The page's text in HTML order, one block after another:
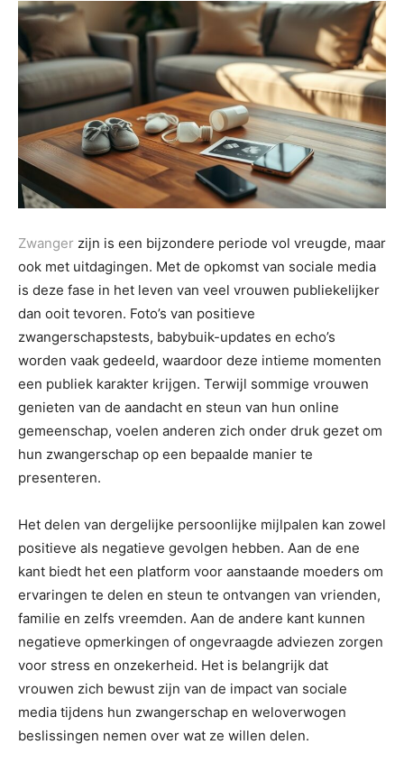
Zwanger zijn is een bijzondere periode vol vreugde, maar
ook met uitdagingen. Met de opkomst van sociale media
is deze fase in het leven van veel vrouwen publiekelijker
dan ooit tevoren. Foto’s van positieve
zwangerschapstests, babybuik-updates en echo’s
worden vaak gedeeld, waardoor deze intieme momenten
een publiek karakter krijgen. Terwijl sommige vrouwen
genieten van de aandacht en steun van hun online
gemeenschap, voelen anderen zich onder druk gezet om
hun zwangerschap op een bepaalde manier te
presenteren.
Het delen van dergelijke persoonlijke mijlpalen kan zowel
positieve als negatieve gevolgen hebben. Aan de ene
kant biedt het een platform voor aanstaande moeders om
ervaringen te delen en steun te ontvangen van vrienden,
familie en zelfs vreemden. Aan de andere kant kunnen
negatieve opmerkingen of ongevraagde adviezen zorgen
voor stress en onzekerheid. Het is belangrijk dat
vrouwen zich bewust zijn van de impact van sociale
media tijdens hun zwangerschap en weloverwogen
beslissingen nemen over wat ze willen delen.